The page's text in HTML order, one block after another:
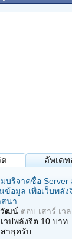
ต อัพเด
บริจาคซื้อ Server
ข้อมูล เพื่อเว็บพลัง
นา
วัฒน์ ตอบ เสาร์ เว
วปพลังจิต 10 บาท
าธุครับ…